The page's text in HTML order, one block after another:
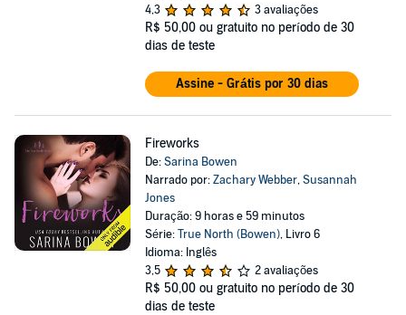
4,3
3 avaliações
R$ 50,00 ou gratuito no período de 30
dias de teste
Assine - Grátis por 30 dias
Fireworks
De:Sarina Bowen
Narrado por:Zachary Webber,Susannah
Jones
Duração: 9 horas e 59 minutos
Série:True North (Bowen), Livro 6
Idioma: Inglês
3,5
2 avaliações
R$ 50,00 ou gratuito no período de 30
dias de teste